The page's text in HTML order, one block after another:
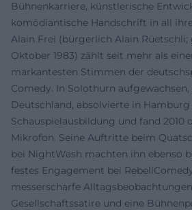
Bühnenkarriere, künstlerische
komödiantische Handschrift in all
Alain Frei (bürgerlich Alain Rüetschli;
Oktober 1983) zählt seit mehr als
markantesten Stimmen der
Comedy. In Solothurn
Deutschland, absolvierte in Hamburg
Schauspielausbildung und fand 2010
Mikrofon. Seine Auftritte beim
bei NightWash machten ihn ebenso
festes Engagement bei
messerscharfe
Gesellschaftssatire und eine